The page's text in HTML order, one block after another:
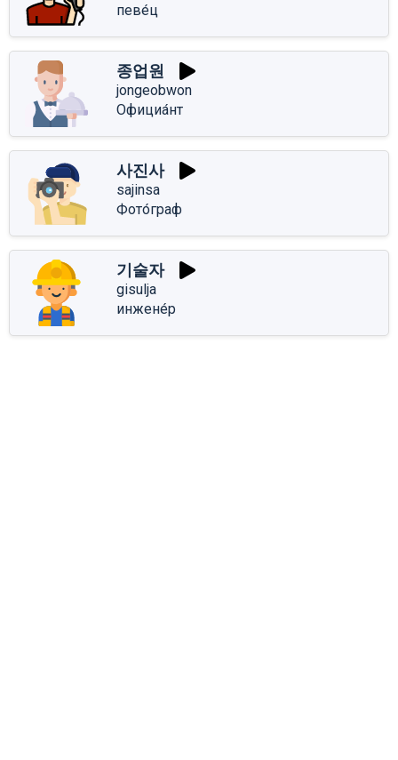
певе́ц
종업원
jongeobwon
Официа́нт
사진사
sajinsa
Фото́граф
기술자
gisulja
инжене́р